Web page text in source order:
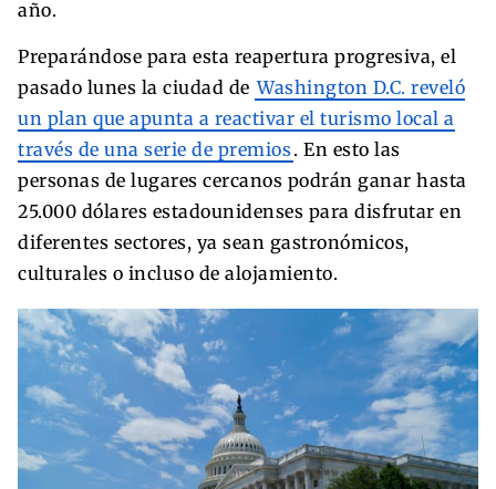
año.
Preparándose para esta reapertura progresiva, el
pasado lunes la ciudad de Washington D.C. reveló
un plan que apunta a reactivar el turismo local a
través de una serie de premios. En esto las
personas de lugares cercanos podrán ganar hasta
25.000 dólares estadounidenses para disfrutar en
diferentes sectores, ya sean gastronómicos,
culturales o incluso de alojamiento.